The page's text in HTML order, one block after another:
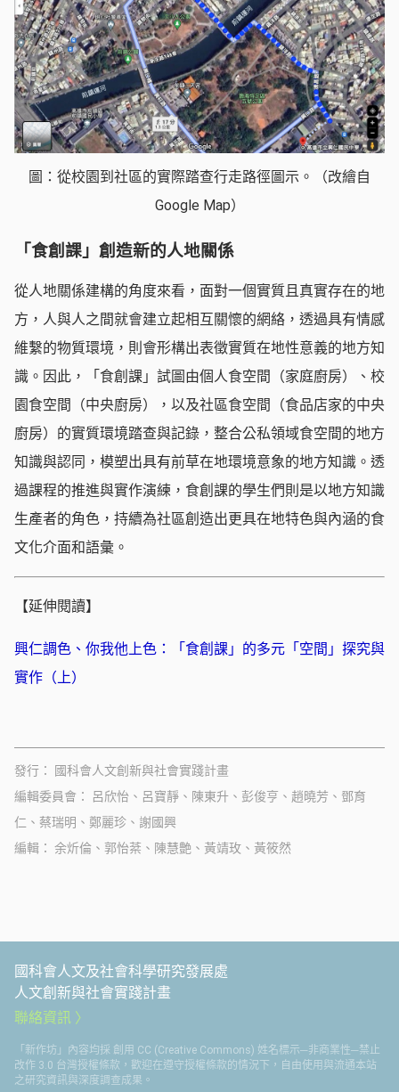
圖：從校園到社區的實際踏查行走路徑圖示。（改繪自
Google Map）
「食創課」創造新的人地關係
從人地關係建構的角度來看，面對一個實質且真實存在的地
方，人與人之間就會建立起相互關懷的網絡，透過具有情感
維繫的物質環境，則會形構出表徵實質在地性意義的地方知
識。因此，「食創課」試圖由個人食空間（家庭廚房）、校
園食空間（中央廚房），以及社區食空間（食品店家的中央
廚房）的實質環境踏查與記錄，整合公私領域食空間的地方
知識與認同，模塑出具有前草在地環境意象的地方知識。透
過課程的推進與實作演練，食創課的學生們則是以地方知識
生產者的角色，持續為社區創造出更具在地特色與內涵的食
文化介面和語彙。
【延伸閱讀】
興仁調色、你我他上色：「食創課」的多元「空間」探究與
實作（上）
發行
國科會人文創新與社會實踐計畫
編輯委員會
呂欣怡、呂寶靜、陳東升、彭俊亨、趙曉芳、鄧育
仁、蔡瑞明、鄭麗珍、謝國興
編輯
余炘倫、郭怡棻、陳慧艶、黃靖玫、黃筱然
國科會人文及社會科學研究發展處
人文創新與社會實踐計畫
聯絡資訊
「新作坊」內容均採 創用 CC (Creative Commons) 姓名標示─非商業性─禁止
改作 3.0 台灣授權條款，歡迎在遵守授權條款的情況下，自由使用與流通本站
之研究資訊與深度調查成果。